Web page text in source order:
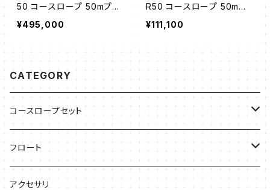
50 コースロープ 50mプー
ル用
¥495,000
R50 コースロープ 50mプ
ール用
¥111,100
CATEGORY
コースロープセット
25ｍプール用
50ｍプール用
フロート
フロート径40Φ 40mm
アクセサリ